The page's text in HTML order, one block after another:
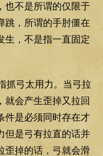
也不是所谓的仅限于
跳，所谓的手肘僵在
生，不是指一直固定
抓弓太用力。当弓拉
就会产生歪掉又拉回
件是必须同时存在才
但是弓有拉直的话并
歪掉的话，弓就会滑